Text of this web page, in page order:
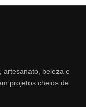
artesanato, beleza e
projetos cheios de